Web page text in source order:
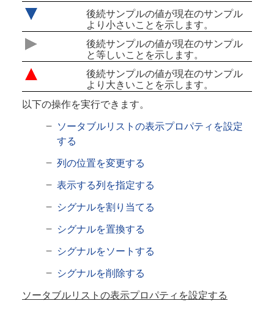
後続サンプルの値が現在のサンプル
より小さいことを示します。
後続サンプルの値が現在のサンプル
と等しいことを示します。
後続サンプルの値が現在のサンプル
より大きいことを示します。
以下の操作を実行できます。
ソータブルリストの表示プロパティを設定
する
列の位置を変更する
表示する列を指定する
シグナルを割り当てる
シグナルを置換する
シグナルをソートする
シグナルを削除する
ソータブルリストの表示プロパティを設定する